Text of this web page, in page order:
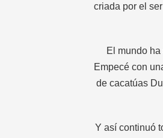
criada por el
El mundo
Empecé con
de cacatúas
Y así continuó